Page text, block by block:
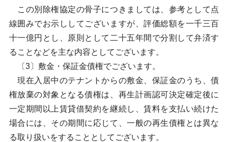
この別除権協定の骨子につきましては、参考として点
線囲みでお示ししてございますが、評価総額を一千三百
十一億円とし、原則として二十五年間で分割して弁済す
ることなどを主な内容としてございます。
〔3〕敷金・保証金債権でございます。
現在入居中のテナントからの敷金、保証金のうち、債
権放棄の対象となる債権は、再生計画認可決定確定後に
一定期間以上賃貸借契約を継続し、賃料を支払い続けた
場合には、その期間に応じて、一般の再生債権とは異な
る取り扱いをすることとしてございます。